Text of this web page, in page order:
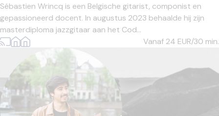
Sébastien Wrincq is een Belgische gitarist, componist en
gepassioneerd docent. In augustus 2023 behaalde hij zijn
masterdiploma jazzgitaar aan het Cod...
Vanaf 24 EUR/30 min.